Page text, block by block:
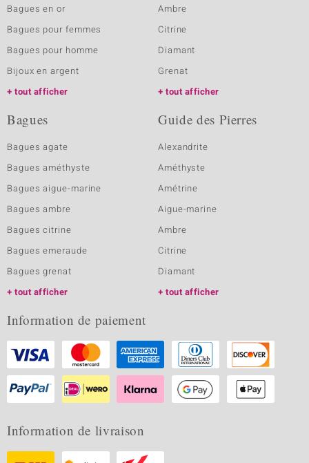
Bagues en or
Bagues pour femmes
Bagues pour homme
Bijoux en argent
tout afficher
Ambre
Citrine
Diamant
Grenat
tout afficher
Bagues
Bagues agate
Bagues améthyste
Bagues aigue-marine
Bagues ambre
Bagues citrine
Bagues emeraude
Bagues grenat
tout afficher
Guide des Pierres
Alexandrite
Améthyste
Amétrine
Aigue-marine
Ambre
Citrine
Diamant
tout afficher
Information de paiement
Information de livraison